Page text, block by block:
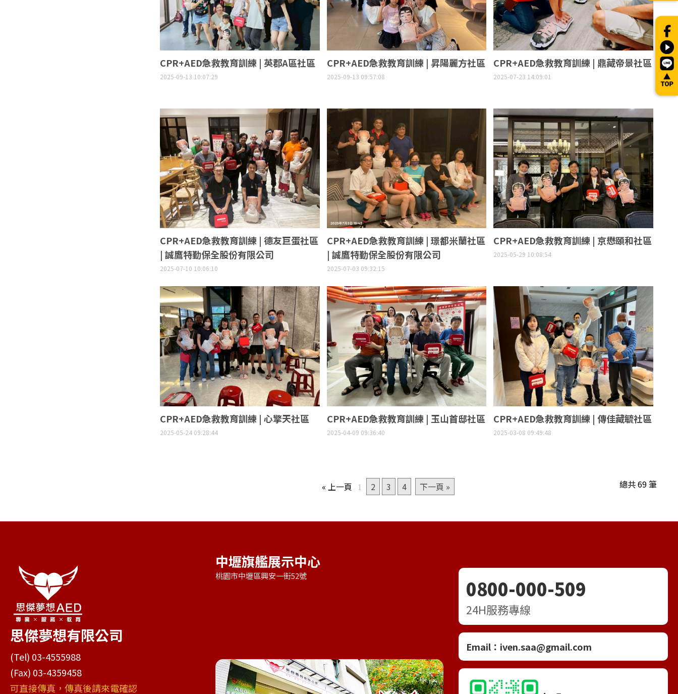
CPR+AED急救教育訓練 | 英郡A區社區
2025-09-13 10:07:29
CPR+AED急救教育訓練 | 昇陽麗方社區
2025-09-13 09:57:08
CPR+AED急救教育訓練 | 鼎藏帝景社區
2025-07-23 14:09:01
CPR+AED急救教育訓練 | 德友巨蛋社區
| 誠鷹特勤保全股份有限公司
2025-07-10 10:06:10
CPR+AED急救教育訓練 | 璟都米蘭社區
| 誠鷹特勤保全股份有限公司
2025-07-03 09:32:15
CPR+AED急救教育訓練 | 京懋頤和社區
2025-05-29 10:08:54
CPR+AED急救教育訓練 | 心擎天社區
2025-05-24 09:28:44
CPR+AED急救教育訓練 | 玉山首邸社區
2025-04-09 09:36:40
CPR+AED急救教育訓練 | 傳佳藏毓社區
2025-03-08 09:49:48
« 上一頁 1 2 3 4 下一頁 » 總共 69 筆
思傑夢想有限公司
(Tel) 03-4555988
(Fax) 03-4359458
可直接傳真，傳真後請來電確認
中壢旗艦展示中心
桃園市中壢區興安一街52號
0800-000-509
24H服務專線
Email： iven.saa@gmail.com